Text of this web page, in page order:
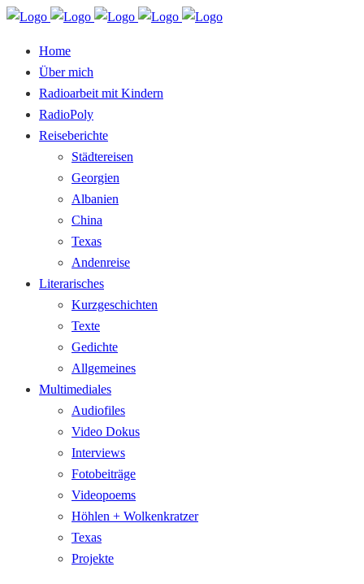
Home
Über mich
Radioarbeit mit Kindern
RadioPoly
Reiseberichte
Städtereisen
Georgien
Albanien
China
Texas
Andenreise
Literarisches
Kurzgeschichten
Texte
Gedichte
Allgemeines
Multimediales
Audiofiles
Video Dokus
Interviews
Fotobeiträge
Videopoems
Höhlen + Wolkenkratzer
Texas
Projekte